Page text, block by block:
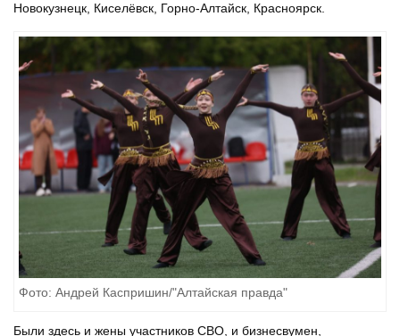
Новокузнецк, Киселёвск, Горно-Алтайск, Красноярск.
Фото: Андрей Каспришин/"Алтайская правда"
Были здесь и жены участников СВО, и бизнесвумен,